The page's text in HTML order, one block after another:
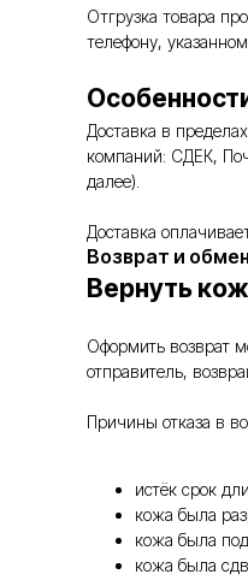
Отгрузка товара
телефону,
Доставка в
компаний: СДЕК,
далее).
Доставка
Возврат и
Вернуть
Оформить возврат
отправитель,
Причины отказа в
истёк срок
кожа была
кожа была
кожа была